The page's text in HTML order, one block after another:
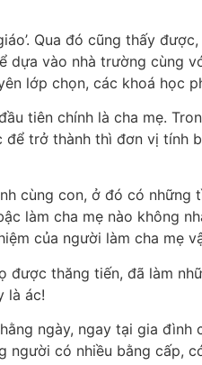
Qua đó cũng thấy
vào nhà trường cùng
lớp chọn, các khoá học
tiên chính là cha mẹ.
trở thành thì đơn vị tính
cùng con, ở đó có
làm cha mẹ nào không
của người làm cha mẹ
thăng tiến, đã làm
là ác!
ngày, ngay tại gia
người có nhiều bằng cấp,